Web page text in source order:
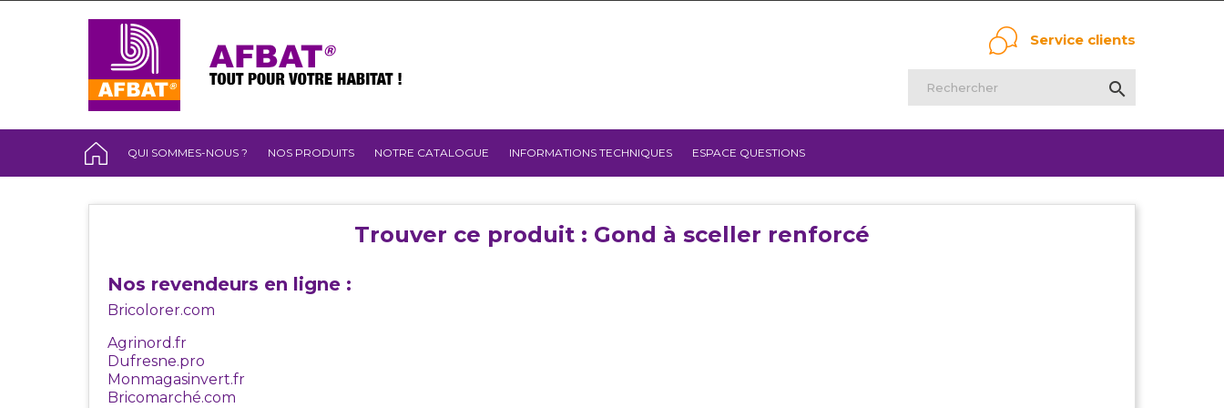
Service clients

QUI SOMMES-NOUS ? NOS PRODUITS NOTRE CATALOGUE INFORMATIONS TECHNIQUES ESPACE QUESTIONS
Trouver ce produit : Gond à sceller renforcé
Nos revendeurs en ligne :
Bricolorer.com
Agrinord.fr
Dufresne.pro
Monmagasinvert.fr
Bricomarché.com